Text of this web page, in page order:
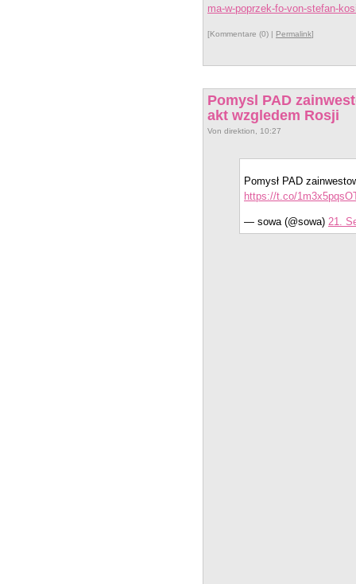
ma-w-poprzek-fo-von-stefan-
[Kommentare (0) | Permalink]
Pomysl PAD
akt wzgledem Rosji
Von direktion, 10:27
Pomysł PAD
https://t.co/
— sowa (@sowa) 21.